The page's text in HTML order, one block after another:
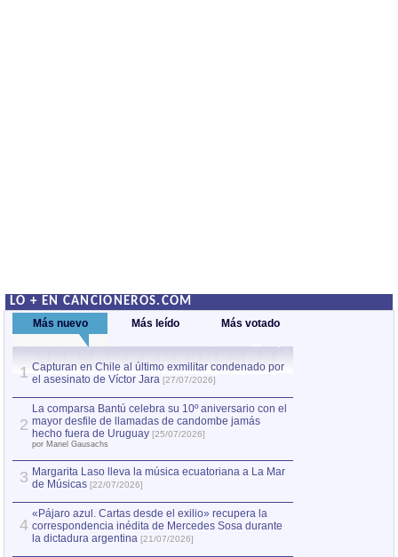
LO + EN CANCIONEROS.COM
Más nuevo Más leído Más votado
1 Capturan en Chile al último exmilitar condenado por
el asesinato de Víctor Jara [27/07/2026]
2
La comparsa Bantú celebra su 10º aniversario con el
mayor desfile de llamadas de candombe jamás
hecho fuera de Uruguay [25/07/2026]
por Manel Gausachs
3 Margarita Laso lleva la música ecuatoriana a La Mar
de Músicas [22/07/2026]
4
«Pájaro azul. Cartas desde el exilio» recupera la
correspondencia inédita de Mercedes Sosa durante
la dictadura argentina [21/07/2026]